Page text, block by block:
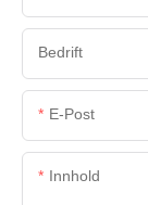
Bedrift
E-Post
Innhold